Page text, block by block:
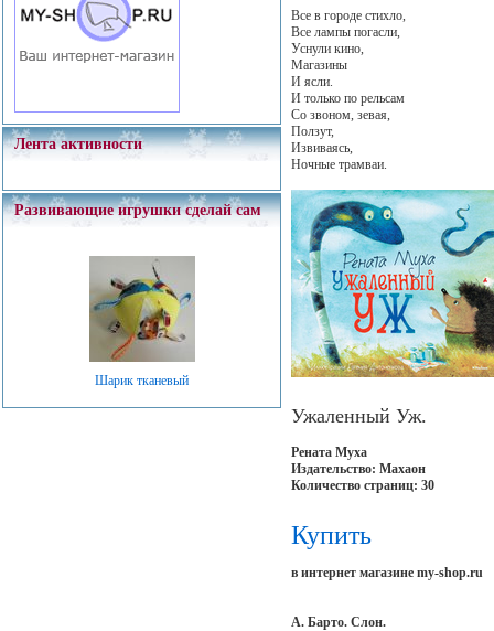
Лента активности
Развивающие игрушки сделай сам
Шарик тканевый
Все в городе стихло,
Все лампы погасли,
Уснули кино,
Магазины
И ясли.
И только по рельсам
Со звоном, зевая,
Ползут,
Извиваясь,
Ночные трамваи.
Ужаленный Уж.
Рената Муха
Издательство: Махаон
Количество страниц: 30
Купить
в интернет магазине my-shop.ru
А. Барто. Слон.